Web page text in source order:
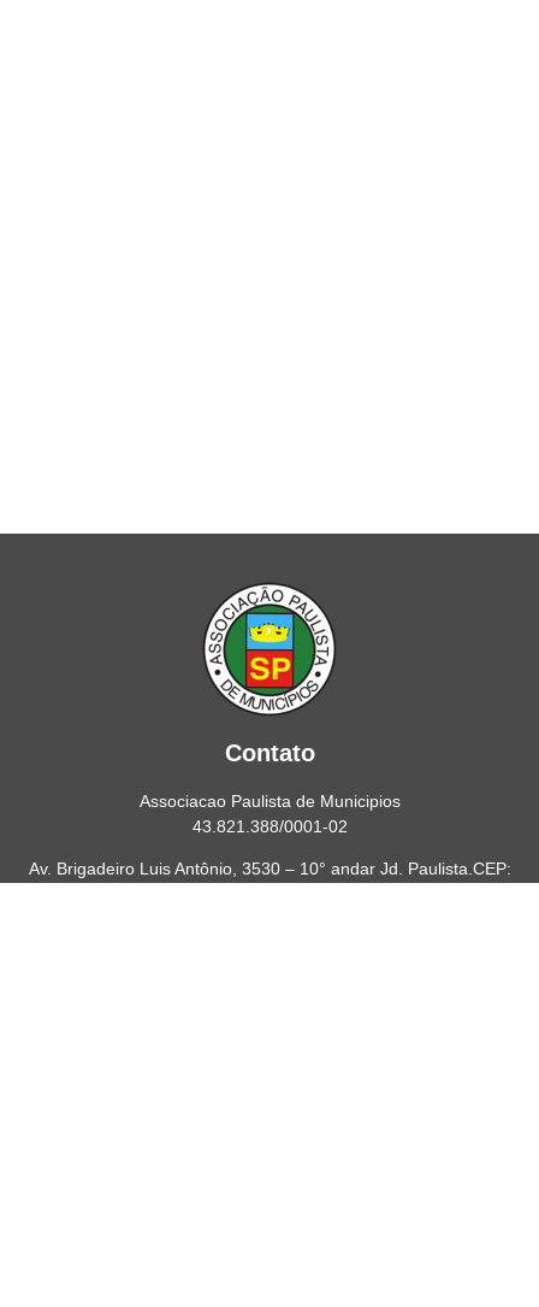
Contato
Associacao Paulista de Municipios
43.821.388/0001-02
Av. Brigadeiro Luis Antônio, 3530 – 10° andar Jd. Paulista.CEP: